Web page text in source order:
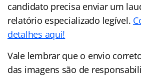
candidato precisa enviar um
relatório especializado legível.
detalhes aqui!
Vale lembrar que o envio
das imagens são de